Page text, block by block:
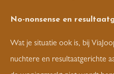
No-nonsense en
Wat je situatie ook is, bij
nuchtere en resultaatgerichte